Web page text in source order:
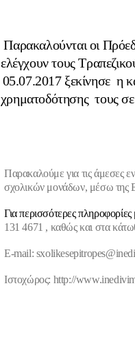
Παρακαλούνται οι
ελέγχουν τους
05.07.2017 ξεκίνησε
χρηματοδότησης τους
Παρακαλούμε για τις άμεσες
σχολικών μονάδων, μέσω της
Για περισσότερες
131 4671 , καθώς και στα
Ε-mail:
Ιστοχώρος: http://